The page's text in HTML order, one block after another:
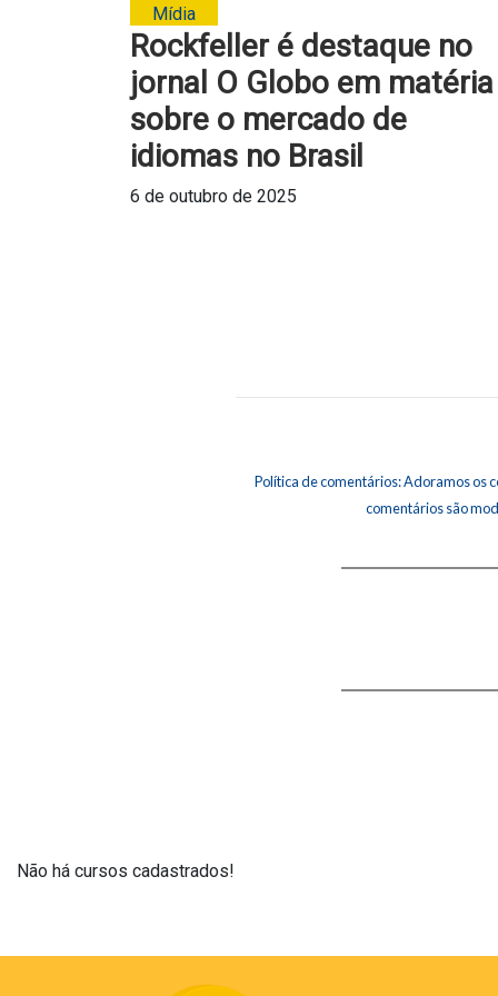
Mídia
Rockfeller é destaque no
jornal O Globo em matéria
sobre o mercado de
idiomas no Brasil
6 de outubro de 2025
Política de comentários: Adoramos os
comentários são
Não há cursos cadastrados!